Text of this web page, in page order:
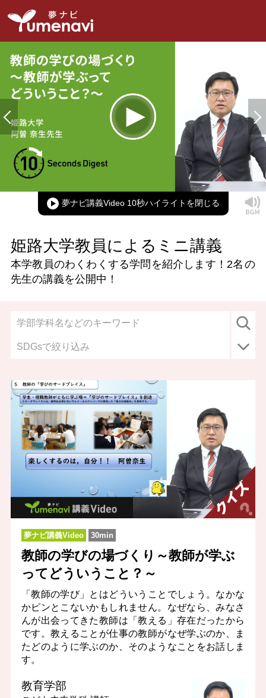
Time
Picture-
in-
Picture
夢ナビ講義Video 10秒ハイライト
姫路大学教員によるミニ講義
本学教員のわくわくする学問を紹介します！ 2名 の
先生の講義を公開中！
SDGsで絞り込み
夢ナビ講義Video 30min
教師の学びの場づくり～教師が学ぶ
ってどういうこと？～
「教師の学び」とはどういうことでしょう。なかな
かピンとこないかもしれません。なぜなら、みなさ
んが出会ってきた教師は「教える」存在だったから
です。教えることが仕事の教師がなぜ学ぶのか、ま
たどのように学ぶのか、そのようなことをお話しま
す。
教育学部